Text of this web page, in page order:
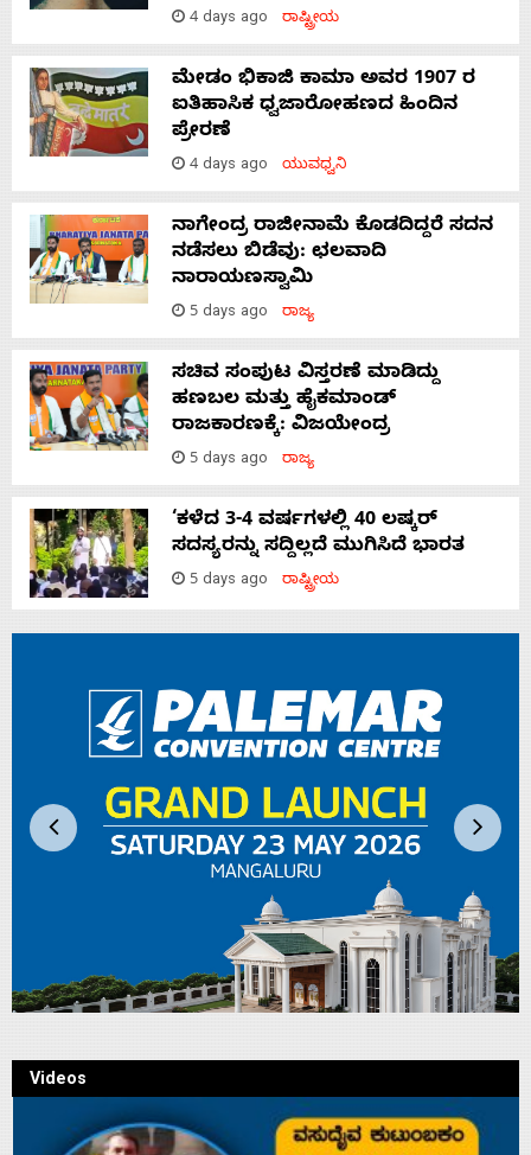
4 days ago ರಾಷ್ಟ್ರೀಯ
ಮೇಡಂ ಭಿಕಾಜಿ ಕಾಮಾ ಅವರ 1907 ರ
ಐತಿಹಾಸಿಕ ಧ್ವಜಾರೋಹಣದ ಹಿಂದಿನ
ಪ್ರೇರಣೆ
4 days ago ಯುವಧ್ವನಿ
ನಾಗೇಂದ್ರ ರಾಜೀನಾಮೆ ಕೊಡದಿದ್ದರೆ ಸದನ
ನಡೆಸಲು ಬಿಡೆವು: ಛಲವಾದಿ
ನಾರಾಯಣಸ್ವಾಮಿ
5 days ago ರಾಜ್ಯ
ಸಚಿವ ಸಂಪುಟ ವಿಸ್ತರಣೆ ಮಾಡಿದ್ದು
ಹಣಬಲ ಮತ್ತು ಹೈಕಮಾಂಡ್
ರಾಜಕಾರಣಕ್ಕೆ: ವಿಜಯೇಂದ್ರ
5 days ago ರಾಜ್ಯ
‘ಕಳೆದ 3-4 ವರ್ಷಗಳಲ್ಲಿ 40 ಲಷ್ಕರ್
ಸದಸ್ಯರನ್ನು ಸದ್ದಿಲ್ಲದೆ ಮುಗಿಸಿದೆ ಭಾರತ
5 days ago ರಾಷ್ಟ್ರೀಯ
Videos